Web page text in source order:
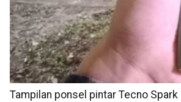
Tampilan ponsel pintar Tecno Spark